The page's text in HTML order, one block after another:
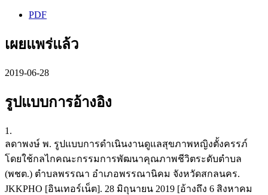
PDF
เผยแพร่แล้ว
2019-06-28
รูปแบบการอ้างอิง
1.
ลดาพงษ์ พ. รูปแบบการดำเนินงานดูแลสุขภาพหญิงตั้งครรภ์
โดยใช้กลไกคณะกรรมการพัฒนาคุณภาพชีวิตระดับตำบล
(พชต.) ตำบลพรรณา อำเภอพรรณานิคม จังหวัดสกลนคร.
JKKPHO [อินเทอร์เน็ต]. 28 มิถุนายน 2019 [อ้างถึง 6 สิงหาคม